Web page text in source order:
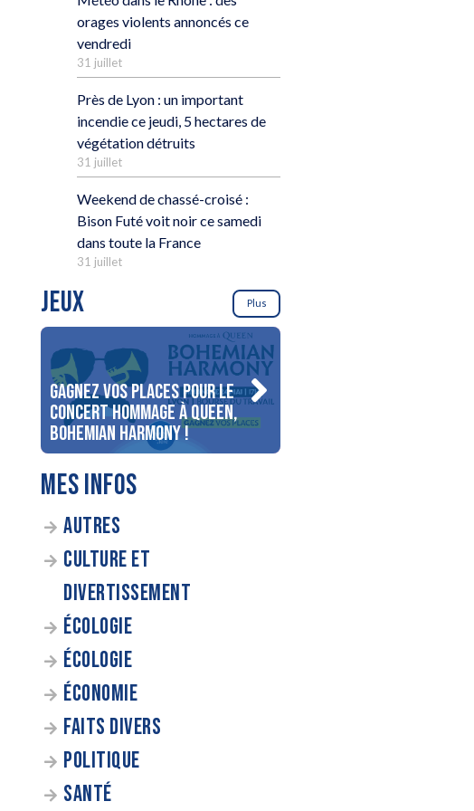
orages violents annoncés ce
vendredi
31 juillet
Près de Lyon : un important
incendie ce jeudi, 5 hectares de
végétation détruits
31 juillet
Weekend de chassé-croisé :
Bison Futé voit noir ce samedi
dans toute la France
31 juillet
JEUX Plus
Gagnez vos places pour le
concert Hommage à Queen,
Bohemian Harmony !
MES INFOS
AUTRES
CULTURE ET
DIVERTISSEMENT
ÉCOLOGIE
ÉCOLOGIE
ÉCONOMIE
FAITS DIVERS
POLITIQUE
SANTÉ